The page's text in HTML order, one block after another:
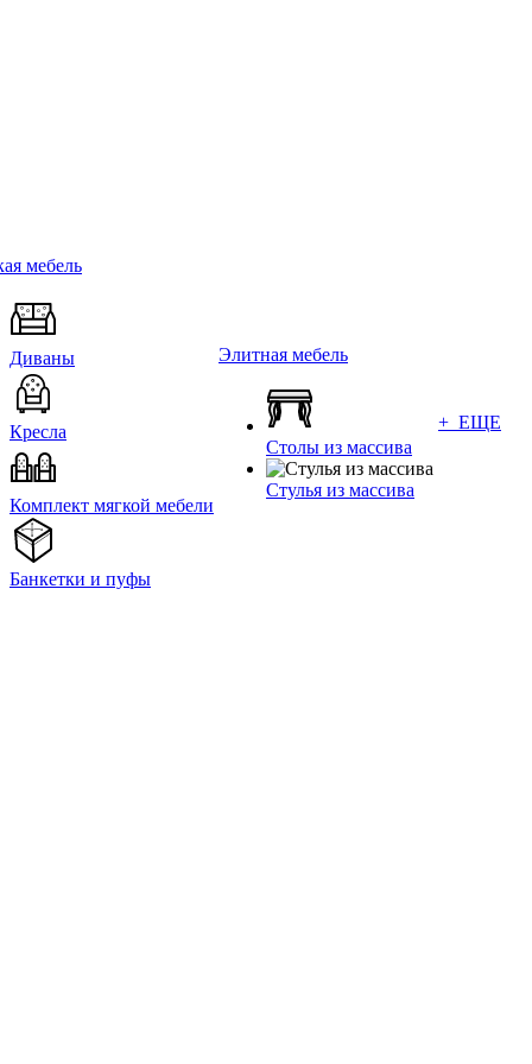
мебель
Диваны
Кресла
Комплект мягкой мебели
Банкетки и пуфы
Элитная мебель
Столы из массива
Стулья из массива
+ ЕЩЕ